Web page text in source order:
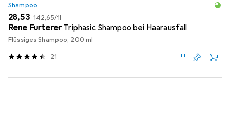
Shampoo
EUR
28,53 EUR
142,65/1l
Rene FurtererTriphasic Shampoo bei Haarausfall
Flüssiges Shampoo, 200 ml
21